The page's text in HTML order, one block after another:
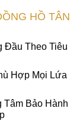
HỒ TÂN
Đầu Theo Tiêu
Hợp Mọi Lứa
Tâm Bảo Hành